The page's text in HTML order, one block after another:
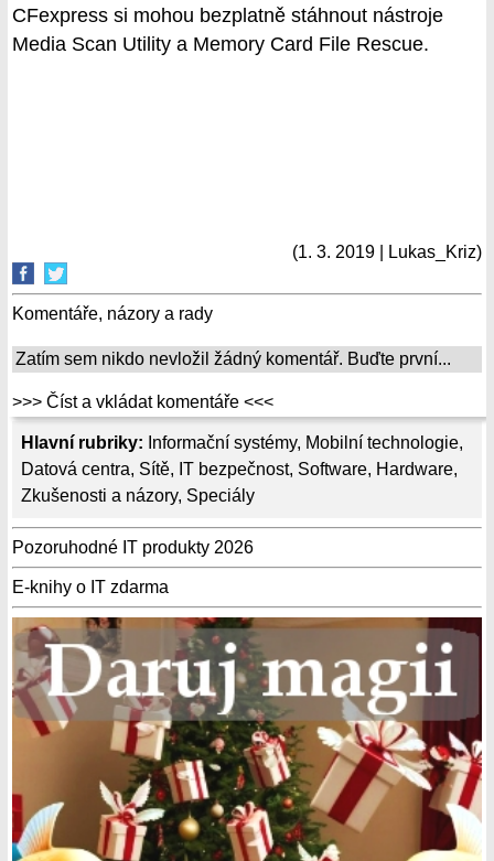
Hlavní rubriky: Informační systémy, Mobilní technologie,
Datová centra, Sítě, IT bezpečnost, Software, Hardware,
Zkušenosti a názory, Speciály
Pozoruhodné IT produkty 2026
E-knihy o IT zdarma
CFexpress si mohou bezplatně stáhnout nástroje
Media Scan Utility a Memory Card File Rescue.
(1. 3. 2019 | Lukas_Kriz)
Komentáře, názory a rady
Zatím sem nikdo nevložil žádný komentář. Buďte první...
>>> Číst a vkládat komentáře <<<